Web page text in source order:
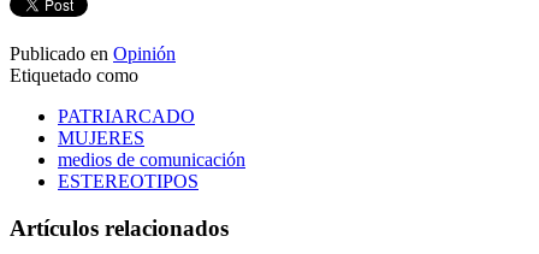
Publicado en Opinión
Etiquetado como
PATRIARCADO
MUJERES
medios de comunicación
ESTEREOTIPOS
Artículos relacionados